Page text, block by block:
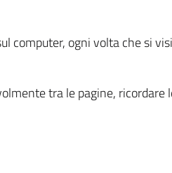
computer, ogni volta che si
tra le pagine, ricordare